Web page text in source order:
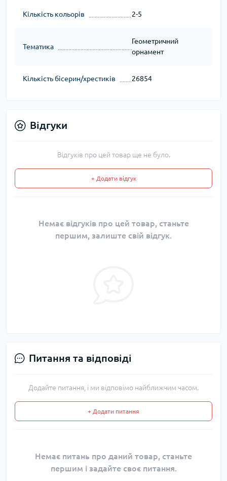
Кількість кольорів 2-5
Тематика
Геометричний
орнамент
Кількість бісерин/хрестиків 26854
Відгуки
Відгуків про цей товар ще не було.
+ Додати відгук
Немає відгуків про цей товар, станьте
першим, залиште свій відгук.
Питання та відповіді
Додайте питання, і ми відповімо найближчим часом.
+ Додати питання
Немає питань про даний товар, станьте
першим і задайте своє питання.